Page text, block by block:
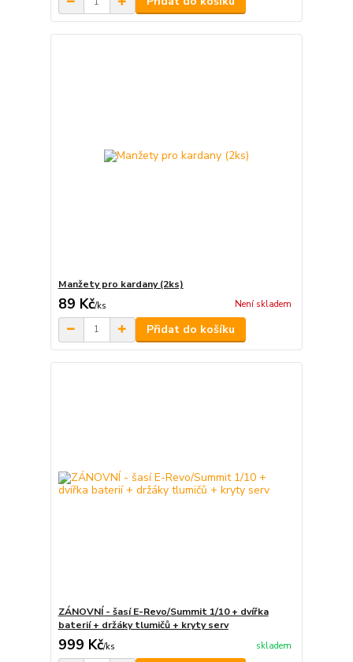
Manžety pro kardany (2ks)
89 Kč/ks Není skladem
Přidat do košíku
ZÁNOVNÍ - šasí E-Revo/Summit 1/10 + dvířka
baterií + držáky tlumičů + kryty serv
999 Kč/ks skladem